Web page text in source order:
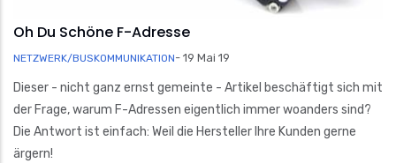
Oh Du Schöne F-Adresse
NETZWERK/BUSKOMMUNIKATION- 19 Mai 19
Dieser - nicht ganz ernst gemeinte - Artikel beschäftigt sich mit
der Frage, warum F-Adressen eigentlich immer woanders sind?
Die Antwort ist einfach: Weil die Hersteller Ihre Kunden gerne
ärgern!